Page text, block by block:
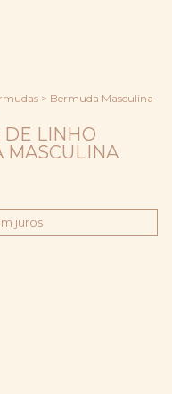
> Bermuda Masculina
LINHO
MASCULINA
juros